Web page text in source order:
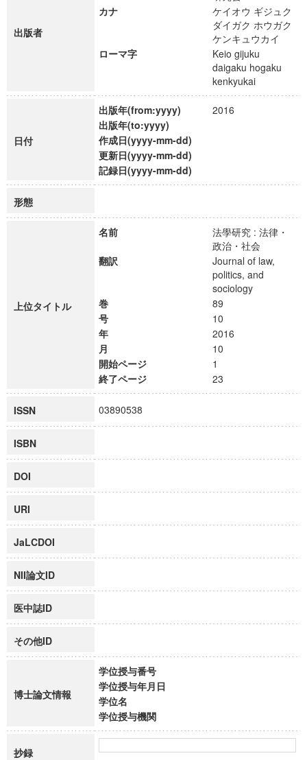
出版者
カナ
ケイオウ ギジュク
ダイガク ホウガク
ケンキュウカイ
ローマ字
Keio gijuku
daigaku hogaku
kenkyukai
日付
出版年(from:yyyy)
2016
出版年(to:yyyy)
作成日(yyyy-mm-dd)
更新日(yyyy-mm-dd)
記録日(yyyy-mm-dd)
形態
上位タイトル
名前
法學研究 : 法律・
政治・社会
翻訳
Journal of law,
politics, and
sociology
巻
89
号
10
年
2016
月
10
開始ページ
1
終了ページ
23
ISSN 03890538
ISBN
DOI
URI
JaLCDOI
NII論文ID
医中誌ID
その他ID
博士論文情報
学位授与番号
学位授与年月日
学位名
学位授与機関
抄録